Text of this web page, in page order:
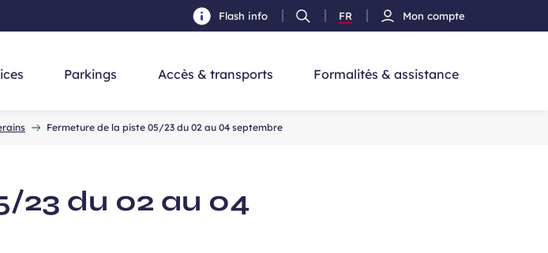
à la navigation - Aller à la recherche
Flash info
Ouvrir
la
FR
Version
Mon compte
Parkings Accès & transports Formalités & assistance
Fermeture de la piste 05/23 du 02 au 04 septembre
23 du 02 au 04